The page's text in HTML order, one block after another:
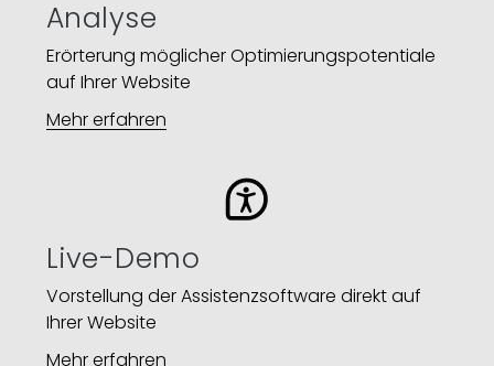
Analyse
Erörterung möglicher Optimierungspotentiale
auf Ihrer Website​
Mehr erfahren
Live-Demo
Vorstellung der Assistenzsoftware direkt auf
Ihrer Website​
Mehr erfahren